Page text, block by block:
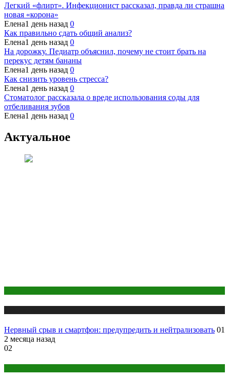
Легкий «флирт». Инфекционист рассказал, правда ли страшна
новая «корона»
Елена1 день назад 0
Как правильно сдать общий анализ?
Елена1 день назад 0
На дорожку. Педиатр объяснил, почему не стоит брать на
перекус детям бананы
Елена1 день назад 0
Как снизить уровень стресса?
Елена1 день назад 0
Стоматолог рассказала о вреде использования соды для
отбеливания зубов
Елена1 день назад 0
Актуальное
Нервный срыв и смартфон: предупредить и нейтрализовать 01
2 месяца назад
02